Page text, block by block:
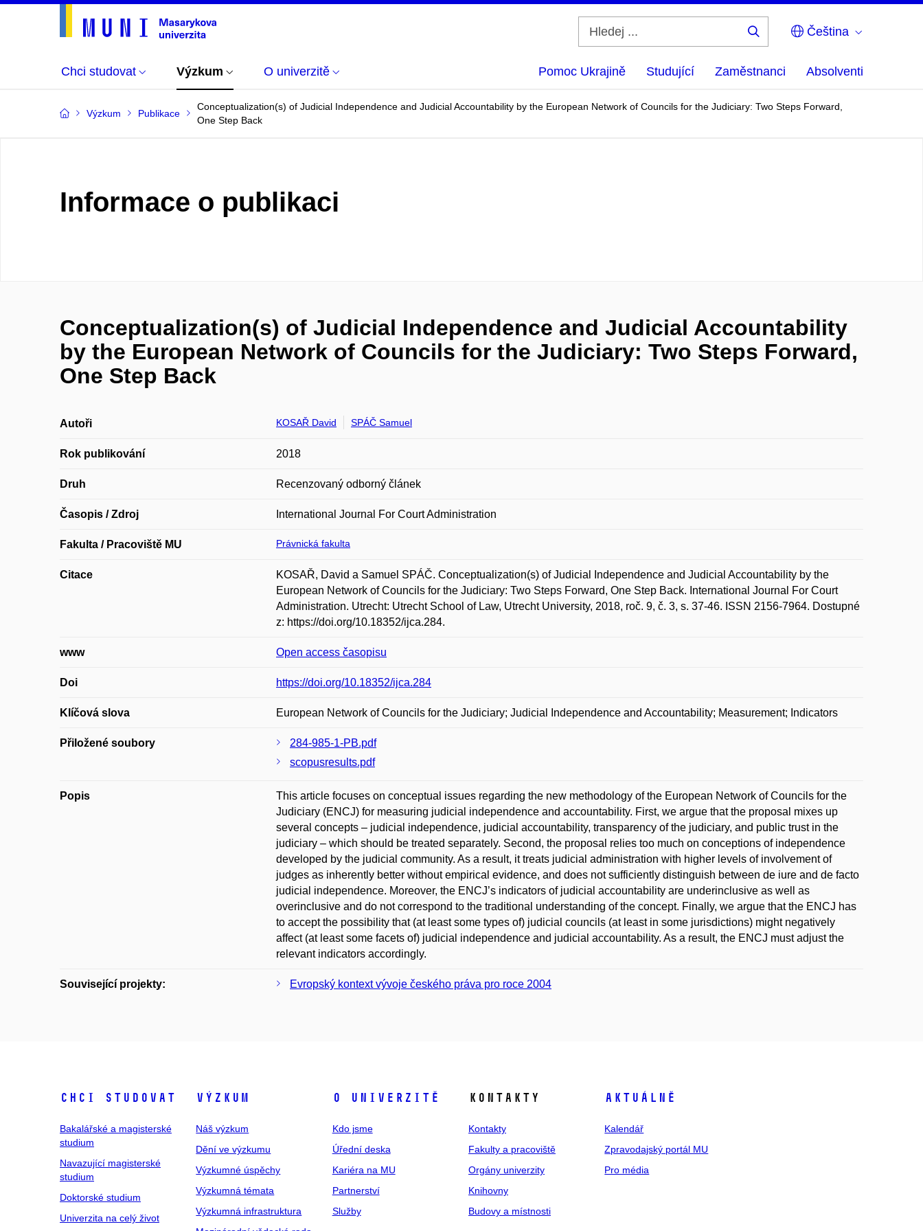
Čeština
Chci studovat Výzkum O univerzitě Pomoc Ukrajině Studující Zaměstnanci Absolventi
Výzkum Publikace
Conceptualization(s) of Judicial Independence and Judicial Accountability by the European Network of Councils for the Judiciary: Two Steps Forward,
One Step Back
Informace o publikaci
Conceptualization(s) of Judicial Independence and Judicial Accountability
by the European Network of Councils for the Judiciary: Two Steps Forward,
One Step Back
Autoři KOSAŘ David SPÁČ Samuel
Rok publikování 2018
Druh Recenzovaný odborný článek
Časopis / Zdroj International Journal For Court Administration
Fakulta / Pracoviště MU Právnická fakulta
Citace
KOSAŘ, David a Samuel SPÁČ. Conceptualization(s) of Judicial Independence and Judicial Accountability by the
European Network of Councils for the Judiciary: Two Steps Forward, One Step Back. International Journal For Court
Administration. Utrecht: Utrecht School of Law, Utrecht University, 2018, roč. 9, č. 3, s. 37-46. ISSN 2156-7964. Dostupné
z: https://doi.org/10.18352/ijca.284.
www Open access časopisu
Doi https://doi.org/10.18352/ijca.284
Klíčová slova European Network of Councils for the Judiciary; Judicial Independence and Accountability; Measurement; Indicators
Přiložené soubory
284-985-1-PB.pdf
scopusresults.pdf
Popis
This article focuses on conceptual issues regarding the new methodology of the European Network of Councils for the
Judiciary (ENCJ) for measuring judicial independence and accountability. First, we argue that the proposal mixes up
several concepts – judicial independence, judicial accountability, transparency of the judiciary, and public trust in the
judiciary – which should be treated separately. Second, the proposal relies too much on conceptions of independence
developed by the judicial community. As a result, it treats judicial administration with higher levels of involvement of
judges as inherently better without empirical evidence, and does not sufficiently distinguish between de iure and de facto
judicial independence. Moreover, the ENCJ’s indicators of judicial accountability are underinclusive as well as
overinclusive and do not correspond to the traditional understanding of the concept. Finally, we argue that the ENCJ has
to accept the possibility that (at least some types of) judicial councils (at least in some jurisdictions) might negatively
affect (at least some facets of) judicial independence and judicial accountability. As a result, the ENCJ must adjust the
relevant indicators accordingly.
Související projekty: Evropský kontext vývoje českého práva pro roce 2004
Chci studovat
Bakalářské a magisterské
studium
Navazující magisterské
studium
Doktorské studium
Univerzita na celý život
Výzkum
Náš výzkum
Dění ve výzkumu
Výzkumné úspěchy
Výzkumná témata
Výzkumná infrastruktura
O univerzitě
Kdo jsme
Úřední deska
Kariéra na MU
Partnerství
Služby
Kontakty
Kontakty
Fakulty a pracoviště
Orgány univerzity
Knihovny
Budovy a místnosti
Aktuálně
Kalendář
Zpravodajský portál MU
Pro média